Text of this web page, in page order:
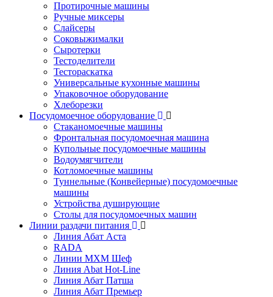
Протирочные машины
Ручные миксеры
Слайсеры
Соковыжималки
Сыротерки
Тестоделители
Тестораскатка
Универсальные кухонные машины
Упаковочное оборудование
Хлеборезки
Посудомоечное оборудование
Стаканомоечные машины
Фронтальная посудомоечная машина
Купольные посудомоечные машины
Водоумягчители
Котломоечные машины
Туннельные (Конвейерные) посудомоечные
машины
Устройства душирующие
Столы для посудомоечных машин
Линии раздачи питания
Линия Абат Аста
RADA
Линии МХМ Шеф
Линия Abat Hot-Line
Линия Абат Патша
Линия Абат Премьер